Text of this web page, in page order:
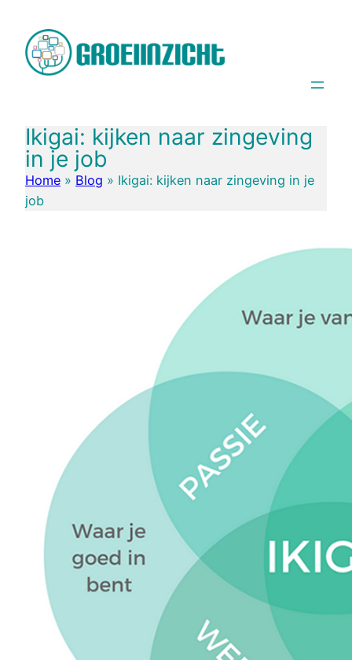
naar
inhoud
Ikigai: kijken naar zingeving
in je job
Home » Blog » Ikigai: kijken naar zingeving in je
job